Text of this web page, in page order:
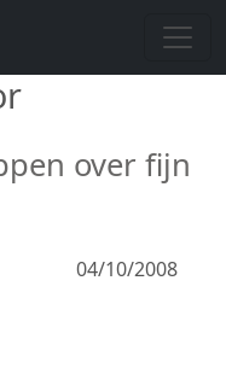
over fijn
04/10/2008